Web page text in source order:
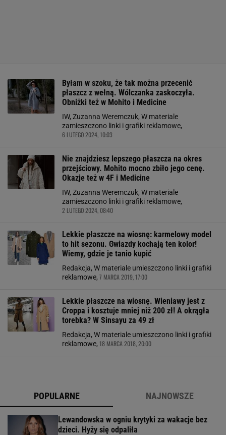
Byłam w szoku, że tak można przecenić
płaszcz z wełną. Wólczanka zaskoczyła.
Obniżki też w Mohito i Medicine
IW, Zuzanna Weremczuk, W materiale
zamieszczono linki i grafiki reklamowe,
6 LUTEGO 2024, 10:03
Nie znajdziesz lepszego płaszcza na okres
przejściowy. Mohito mocno zbiło jego cenę.
Okazje też w 4F i Medicine
IW, Zuzanna Weremczuk, W materiale
zamieszczono linki i grafiki reklamowe,
2 LUTEGO 2024, 08:40
Lekkie płaszcze na wiosnę: karmelowy model
to hit sezonu. Gwiazdy kochają ten kolor!
Wiemy, gdzie je tanio kupić
Redakcja, W materiale umieszczono linki i grafiki
reklamowe, 7 MARCA 2019, 17:00
Lekkie płaszcze na wiosnę. Wieniawy jest z
Croppa i kosztuje mniej niż 200 zł! A okrągła
torebka? W Sinsayu za 49 zł
Redakcja, W materiale umieszczono linki i grafiki
reklamowe, 18 MARCA 2018, 20:00
POPULARNE NAJNOWSZE
Lewandowska w ogniu krytyki za wakacje bez
dzieci. Hyży się odpaliła